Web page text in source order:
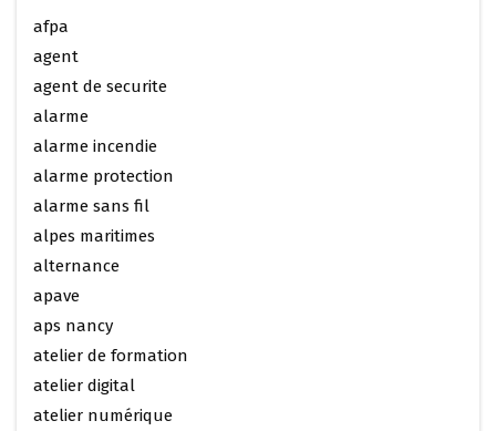
afpa
agent
agent de securite
alarme
alarme incendie
alarme protection
alarme sans fil
alpes maritimes
alternance
apave
aps nancy
atelier de formation
atelier digital
atelier numérique